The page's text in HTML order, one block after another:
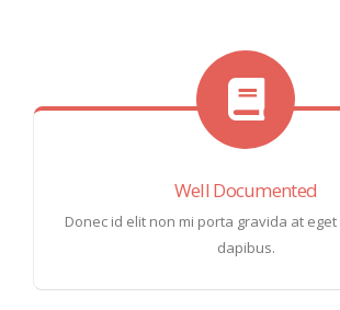
Well Documented
Donec id elit non mi porta gravida at eget
dapibus.